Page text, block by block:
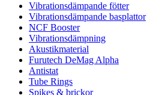
Vibrationsdämpande fötter
Vibrationsdämpande basplattor
NCF Booster
Vibrationsdämpning
Akustikmaterial
Furutech DeMag Alpha
Antistat
Tube Rings
Spikes & brickor